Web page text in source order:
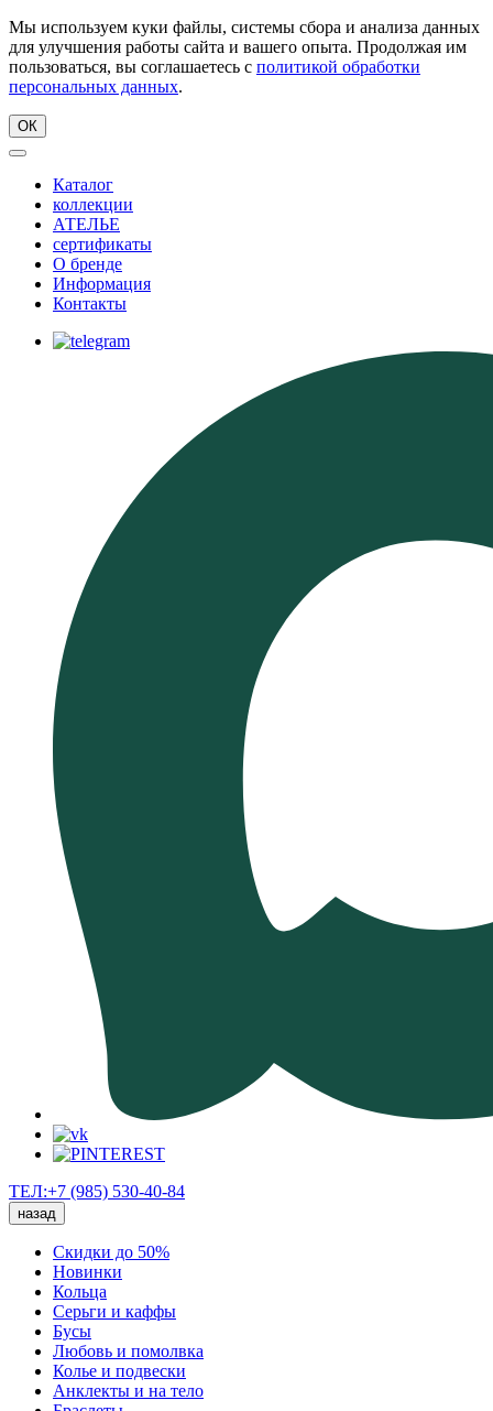
Мы используем куки файлы, системы сбора и анализа данных
для улучшения работы сайта и вашего опыта. Продолжая им
пользоваться, вы соглашаетесь с политикой обработки
персональных данных.
ОК
Каталог
коллекции
АТЕЛЬЕ
сертификаты
О бренде
Информация
Контакты
ТЕЛ:+7 (985) 530-40-84
назад
Скидки до 50%
Новинки
Кольца
Серьги и каффы
Бусы
Любовь и помолвка
Колье и подвески
Анклекты и на тело